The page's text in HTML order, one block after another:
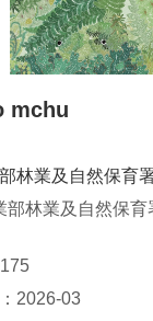
mchu
林業及自然保育
部林業及自然保育
2026-03